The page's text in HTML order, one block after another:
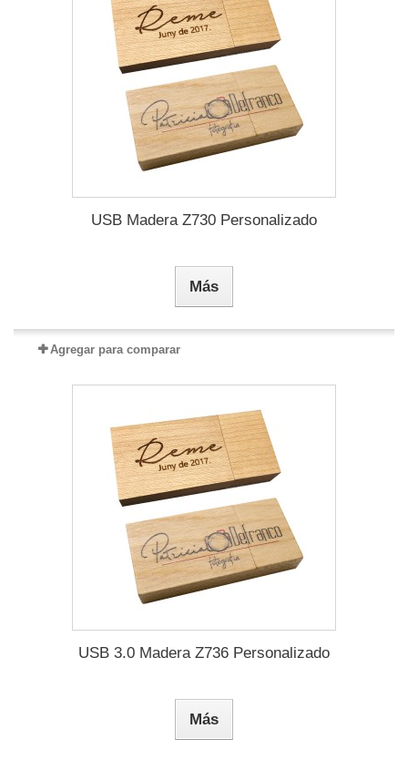
USB Madera Z730 Personalizado
Más
Agregar para comparar
USB 3.0 Madera Z736 Personalizado
Más